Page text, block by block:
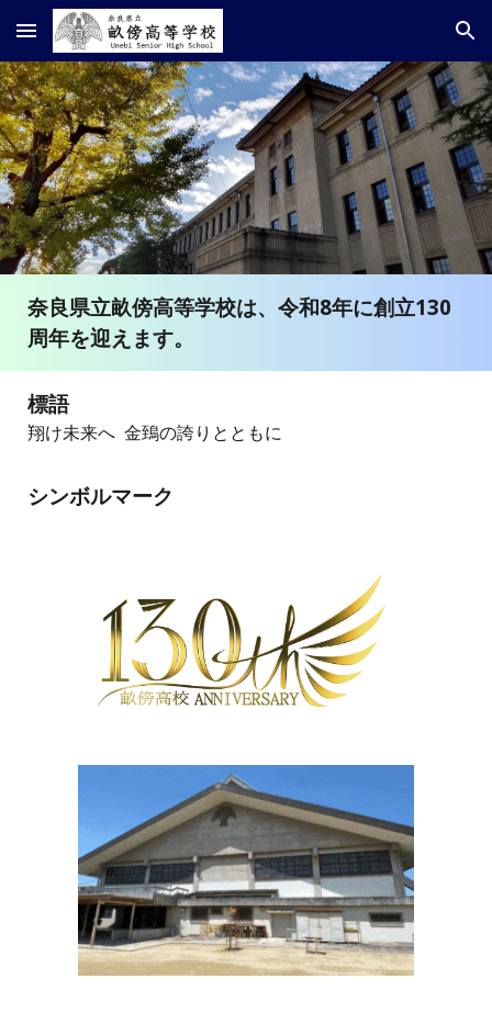
Skip to main content Skip to navigation
奈良県立畝傍高等学校は、令和8年に創立130
周年を迎えます。
標語
翔け未来へ 金鵄の誇りとともに
シンボルマーク